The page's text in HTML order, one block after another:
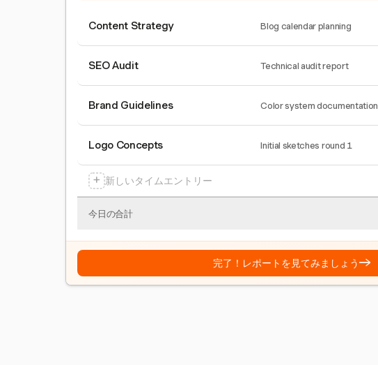
Content Strategy Blog calendar planning
SEO Audit Technical audit report
Brand Guidelines Color system documentation
Logo Concepts Initial sketches round 1
+ 新しいタイムエントリー
今日の合計
完了！レポートを見てみましょう→